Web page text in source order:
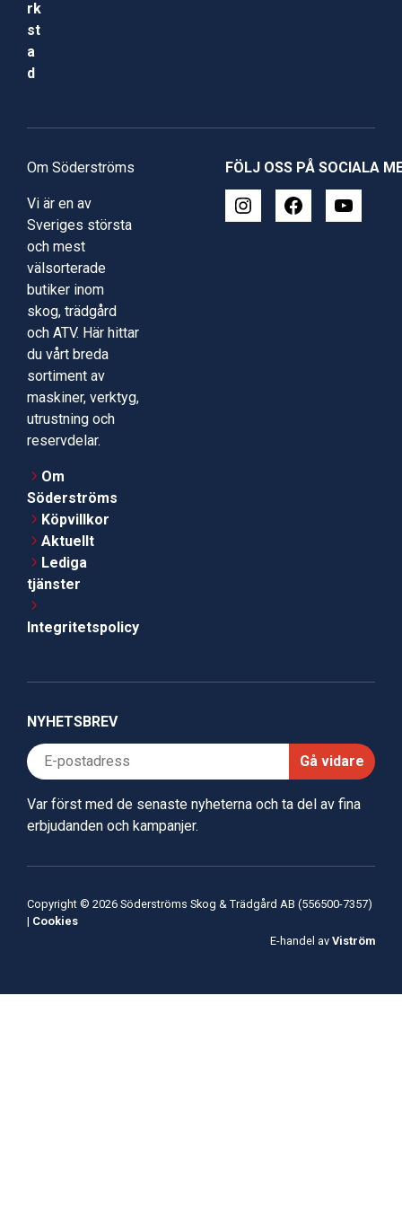
rk
st
a
d
Om Söderströms
Vi är en av
Sveriges största
och mest
välsorterade
butiker inom
skog, trädgård
och ATV. Här hittar
du vårt breda
sortiment av
maskiner, verktyg,
utrustning och
reservdelar.
Om
Söderströms
Köpvillkor
Aktuellt
Lediga
tjänster
Integritetspolicy
FÖLJ OSS PÅ SOCIALA
NYHETSBREV
Gå vidare
Var först med de senaste nyheterna och ta del av fina
erbjudanden och kampanjer.
Copyright © 2026 Söderströms Skog & Trädgård AB (556500-7357)
| Cookies
E-handel av Viström